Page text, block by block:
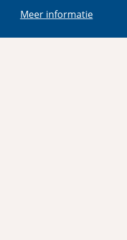
Meer informatie
Climate Pursuit is te
Klimaatverandering.